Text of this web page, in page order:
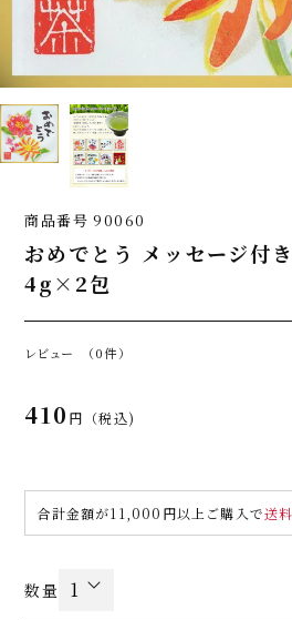
商品番号 90060
おめでとう メッセージ付
4g×2包
レビュー （0件）
410 税込
合計金額が11,000円以上ご購入で送